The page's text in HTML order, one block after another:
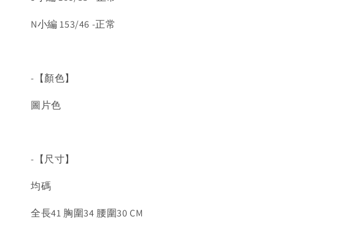
N小編 153/46 -正常
-【顏色】
圖片色
-【尺寸】
均碼
全長41 胸圍34 腰圍30 CM